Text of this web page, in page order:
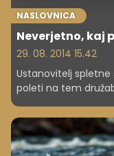
NASLOVNICA
Neverjetno, kaj
29. 08. 2014 15.42
Ustanovitelj
poleti na tem
katerimi so se
počeli, ko so bili na